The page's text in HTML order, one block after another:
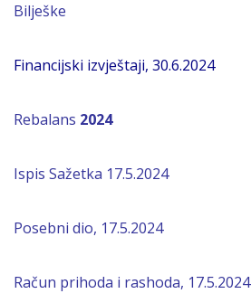
Bilješke
Financijski izvještaji, 30.6.2024
Rebalans 2024
Ispis Sažetka 17.5.2024
Posebni dio, 17.5.2024
Račun prihoda i rashoda, 17.5.2024